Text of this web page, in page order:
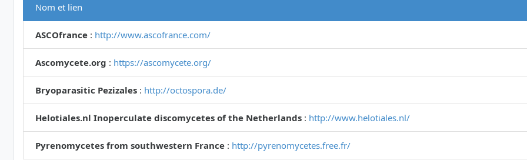
Nom et lien
ASCOfrance : http://www.ascofrance.com/
Ascomycete.org : https://ascomycete.org/
Bryoparasitic Pezizales : http://octospora.de/
Helotiales.nl Inoperculate discomycetes of the Netherlands : http://www.helotiales.nl/
Pyrenomycetes from southwestern France : http://pyrenomycetes.free.fr/